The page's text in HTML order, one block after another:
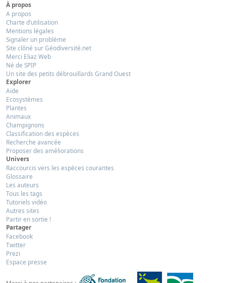
À propos
A propos
Charte d’utilisation
Mentions légales
Signaler un problème
Site clôné sur Géodiversité.net
Merci Eliaz Web
Né de SPIP
Un site des petits débrouillards Grand Ouest
Explorer
Aide
Ecosystèmes
Plantes
Animaux
Champignons
Classification des espèces
Recherche avancée
Proposer des améliorations
Univers
Raccourcis vers les espèces courantes
Glossaire
Les auteurs
Tous les tags
Tutoriels vidéo
Autres sites
Partir en sortie !
Partager
Facebook
Twitter
Prezi
Espace presse